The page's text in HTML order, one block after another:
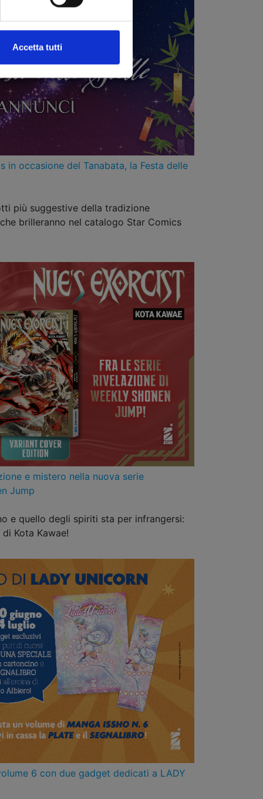
Accetta tutti
in occasione del Tanabata, la Festa delle
più suggestive della tradizione
brilleranno nel catalogo Star Comics
e mistero nella nuova serie
Jump
e quello degli spiriti sta per infrangersi:
Kota Kawae!
6 con due gadget dedicati a LADY